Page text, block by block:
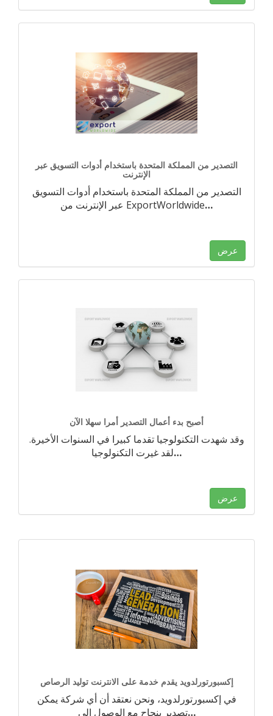
التصدير من المملكة المتحدة باستخدام أدوات التسويق عبر
الإنترنت
التصدير من المملكة المتحدة باستخدام أدوات التسويق
عبر الإنترنت من ExportWorldwide…
عرض
أصبح بدء أعمال التصدير أمرا سهلا الآن
وقد شهدت التكنولوجيا تقدما كبيرا في السنوات الأخيرة.
لقد غيرت التكنولوجيا…
عرض
إكسبورتورلدويد يقدم خدمة على الانترنت توليد الرصاص
في إكسبورتورلدويد، ونحن نعتقد أن أي شركة يمكن
تصدير بنجاح مع الوصول إلى…